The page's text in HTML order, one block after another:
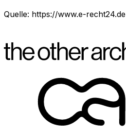
Quelle: https://www.e-recht24.de